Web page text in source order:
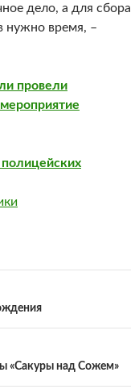
дело, а для сбора
нужно время, –
провели
«Сакуры над Сожем»